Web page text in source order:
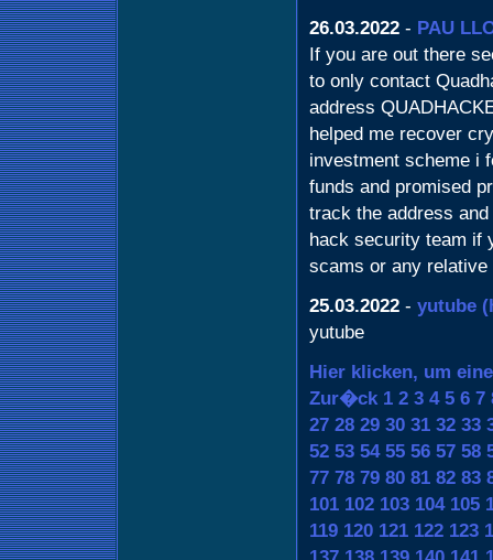
26.03.2022 - PAU
If you are out there
to only contact
address
helped me recover
investment scheme i
funds and promised
track the address
hack security team if
scams or any
25.03.2022 - yutube
yutube
Hier klicken, um
Zur�ck 1 2 3 4 5 6 7
27 28 29 30 31 32 33
52 53 54 55 56 57 58
77 78 79 80 81 82 83
101 102 103 104 105
119 120 121 122 123